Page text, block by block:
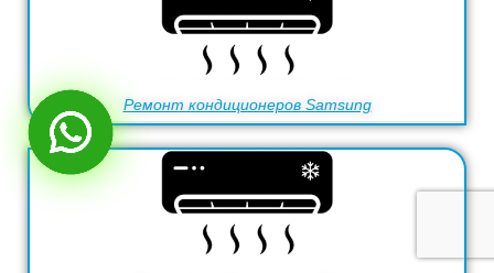
Ремонт кондиционеров Samsung